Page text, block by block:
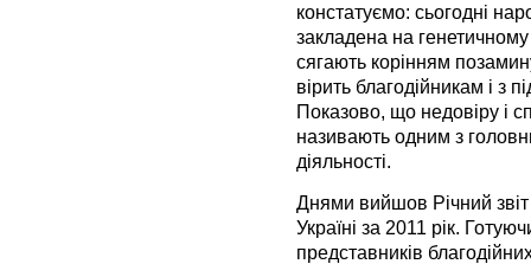
констатуємо: сьогодні
закладена на генетичному
сягають корінням
вірить благодійникам і з
Показово, що недовіру і
називають одним з
діяльності.
Днями вийшов Річний звіт
Україні за 2011 рік.
представників